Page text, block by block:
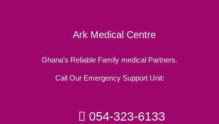
Ark Medical Centre
Ghana’s Reliable Family medical Partners.
Call Our Emergency Support Unit:
054-323-6133